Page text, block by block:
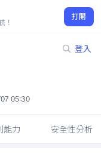
！
打開
登入
05:30
能力 安全性分析